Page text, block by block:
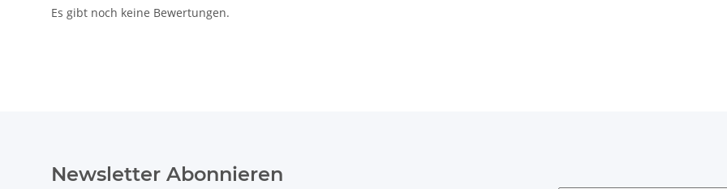
Es gibt noch keine Bewertungen.
Newsletter Abonnieren